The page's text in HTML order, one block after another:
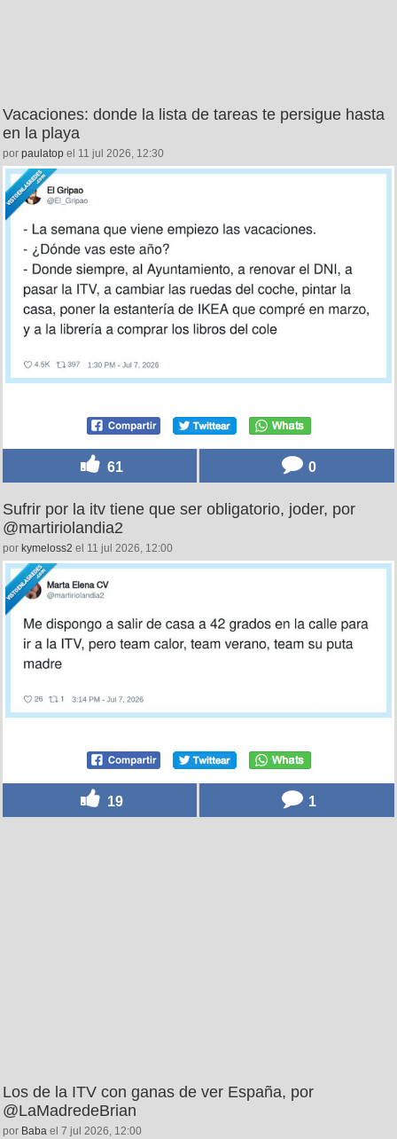
Vacaciones: donde la lista de tareas te persigue hasta
en la playa
por paulatop el 11 jul 2026, 12:30
61 0
Sufrir por la itv tiene que ser obligatorio, joder, por
@martiriolandia2
por kymeloss2 el 11 jul 2026, 12:00
19 1
Los de la ITV con ganas de ver España, por
@LaMadredeBrian
por Baba el 7 jul 2026, 12:00